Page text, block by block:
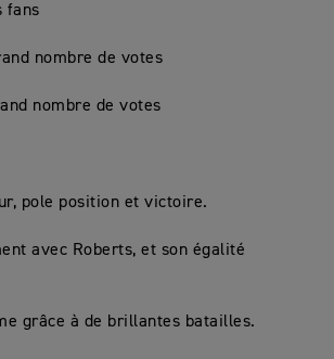
fans
nombre de votes
nombre de votes
pole position et victoire.
avec Roberts, et son égalité
grâce à de brillantes batailles.